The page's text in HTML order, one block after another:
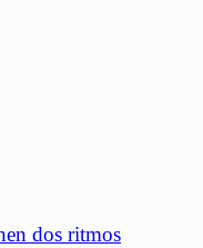
dos ritmos